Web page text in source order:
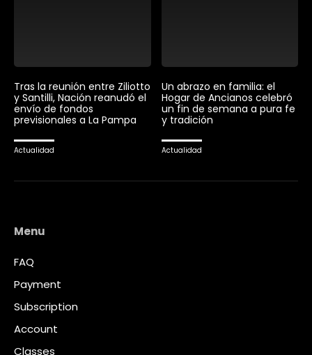
Tras la reunión entre Ziliotto
y Santilli, Nación reanudó el
envío de fondos
previsionales a La Pampa
Actualidad
Un abrazo en familia: el
Hogar de Ancianos celebró
un fin de semana a pura fe
y tradición
Actualidad
Menu
FAQ
Payment
Subscription
Account
Classes